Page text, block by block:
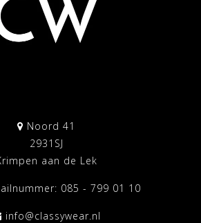
Noord 41
2931SJ
aan de Lek
085 - 799 01 10
info@classywear.nl